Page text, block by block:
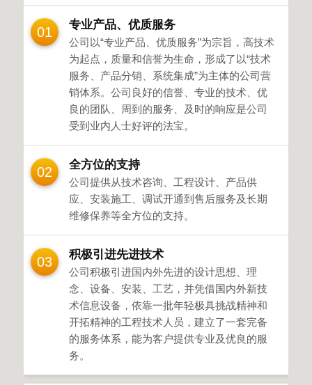
01 专业产品、优质服务
公司以“专业产品、优质服务”为宗旨，高技术
为起点，质量和信誉为生命，形成了以“技术
服务、产品分销、系统集成”为主体的公司营
销体系。公司良好的信誉、专业的技术、优
良的团队、周到的服务、及时的响应是公司
受到业内人士好评的法宝。
02 全方位的支持
公司提供从技术咨询、工程设计、产品供
应、安装施工、调试开通到售后服务及长期
维修保养等全方位的支持。
03 积极引进先进技术
公司积极引进国内外先进的设计思想、理
念、设备、安装、工艺，并凭借国内外新技
术信息设备，依靠一批年轻极具挑战精神和
开拓精神的工程技术人员，建立了一套完备
的服务体系，能为客户提供专业及优良的服
务。